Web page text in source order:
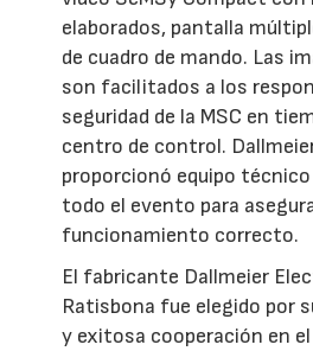
elaborados, pantalla
de cuadro de mando. Las
son facilitados a los
seguridad de la MSC en
centro de control.
proporcionó equipo
todo el evento para
funcionamiento correcto.
El fabricante Dallmeier
Ratisbona fue elegido por
y exitosa cooperación en